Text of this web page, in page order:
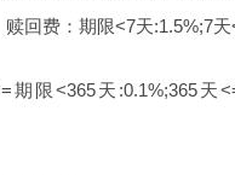
回费：期限<7天:1.5%;7
期限<365天:0.1%;365天